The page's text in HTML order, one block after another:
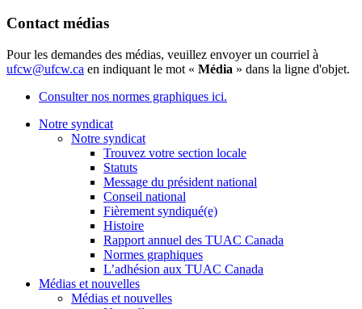
Contact médias
Pour les demandes des médias, veuillez envoyer un courriel à
ufcw@ufcw.ca en indiquant le mot « Média » dans la ligne d'objet.
Consulter nos normes graphiques ici.
Notre syndicat
Notre syndicat
Trouvez votre section locale
Statuts
Message du président national
Conseil national
Fièrement syndiqué(e)
Histoire
Rapport annuel des TUAC Canada
Normes graphiques
L’adhésion aux TUAC Canada
Médias et nouvelles
Médias et nouvelles